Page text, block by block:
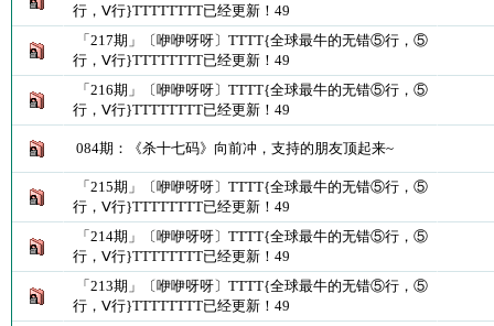
行，Ⅴ行}TTTTTTTT已经更新！49
「217期」〔咿咿呀呀〕TTTT{全球最牛的无错⑤行，⑤
行，Ⅴ行}TTTTTTTT已经更新！49
「216期」〔咿咿呀呀〕TTTT{全球最牛的无错⑤行，⑤
行，Ⅴ行}TTTTTTTT已经更新！49
084期：《杀十七码》向前冲，支持的朋友顶起来~
「215期」〔咿咿呀呀〕TTTT{全球最牛的无错⑤行，⑤
行，Ⅴ行}TTTTTTTT已经更新！49
「214期」〔咿咿呀呀〕TTTT{全球最牛的无错⑤行，⑤
行，Ⅴ行}TTTTTTTT已经更新！49
「213期」〔咿咿呀呀〕TTTT{全球最牛的无错⑤行，⑤
行，Ⅴ行}TTTTTTTT已经更新！49